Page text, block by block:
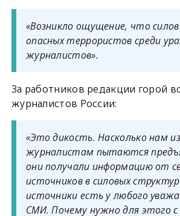
«Возникло ощущение, что
опасных террористов среди
журналистов».
За работников редакции горой
журналистов России:
«Это дикость. Насколько нам
журналистам пытаются
они получали информацию от
источников в силовых
источники есть у любого
СМИ. Почему нужно для этого с